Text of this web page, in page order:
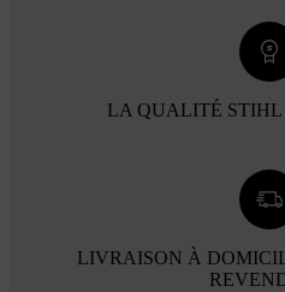
LA QUALITÉ STIHL
LIVRAISON À